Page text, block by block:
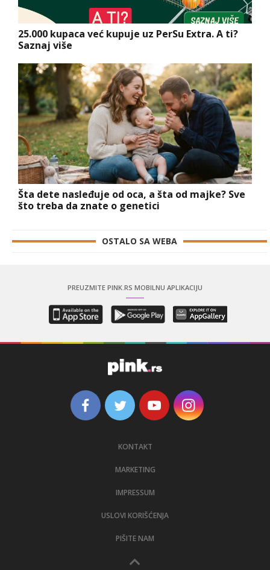
25.000 kupaca već kupuje uz PerSu Extra. A ti?
Saznaj više
Šta dete nasleđuje od oca, a šta od majke? Sve
što treba da znate o genetici
OSTALO SA WEBA
PREUZMITE PINK.RS MOBILNU APLIKACIJU
KONTAKT
MARKETING
IMPRESSUM
USLOVI KORIŠĆENJA
PIŠITE NAM